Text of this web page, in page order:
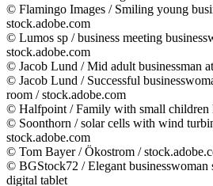
© Flamingo Images / Smiling young
stock.adobe.com
© Lumos sp /business meeting
stock.adobe.com
© Jacob Lund /Mid adult businessman
© Jacob Lund / Successful
room /stock.adobe.com
© Halfpoint /Family with small children
© Soonthorn /solar cells with wind
stock.adobe.com
© Tom Bayer / Ökostrom /
© BGStock72 /Elegant
digital tablet